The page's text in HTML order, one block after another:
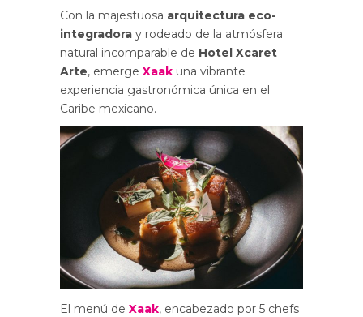
Con la majestuosa arquitectura eco-
integradora y rodeado de la atmósfera
natural incomparable de Hotel Xcaret
Arte, emerge Xaak una vibrante
experiencia gastronómica única en el
Caribe mexicano.
El menú de Xaak, encabezado por 5 chefs